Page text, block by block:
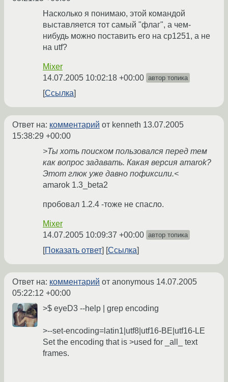
Насколько я понимаю, этой командой
выставляется тот самый "флаг", а чем-
нибудь можно поставить его на cp1251, а не
на utf?
Mixer
14.07.2005 10:02:18 +00:00 автор топика
Ссылка
Ответ на: комментарий от kenneth 13.07.2005
15:38:29 +00:00
>Ты хоть поиском пользовался перед тем
как вопрос задавать. Какая версия amarok?
Этот глюк уже давно пофиксили.<
amarok 1.3_beta2
пробовал 1.2.4 -тоже не спасло.
Mixer
14.07.2005 10:09:37 +00:00 автор топика
Показать ответ Ссылка
Ответ на: комментарий от anonymous 14.07.2005
05:22:12 +00:00
>$ eyeD3 --help | grep encoding
>--set-encoding=latin1|utf8|utf16-BE|utf16-LE
Set the encoding that is >used for _all_ text
frames.